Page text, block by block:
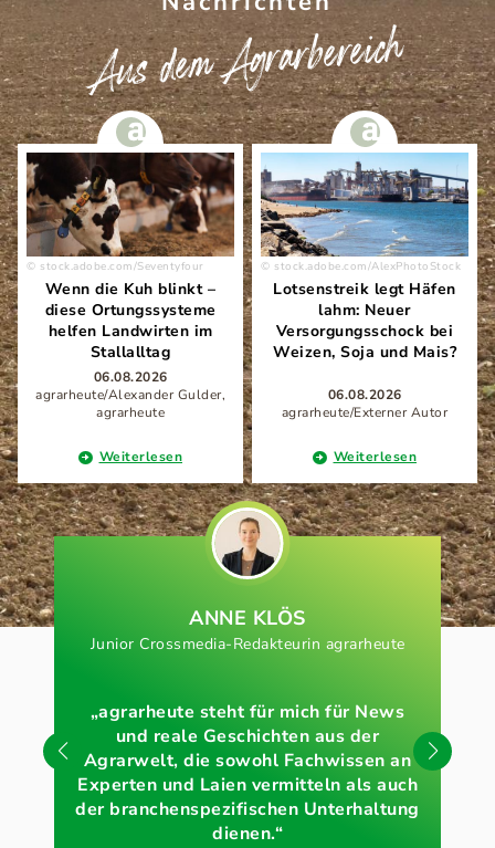
Aus dem Agrarbereich
stock.adobe.com/Seventyfour
Wenn die Kuh blinkt –
diese Ortungssysteme
helfen Landwirten im
Stallalltag
06.08.2026
agrarheute/Alexander Gulder,
agrarheute
Weiterlesen
stock.adobe.com/AlexPhotoStock
Lotsenstreik legt Häfen
lahm: Neuer
Versorgungsschock bei
Weizen, Soja und Mais?
06.08.2026
agrarheute/Externer Autor
Weiterlesen
ANNE KLÖS
Junior Crossmedia-Redakteurin agrarheute
„agrarheute steht für mich für News
und reale Geschichten aus der
Agrarwelt, die sowohl Fachwissen an
Experten und Laien vermitteln als auch
der branchenspezifischen Unterhaltung
dienen.“